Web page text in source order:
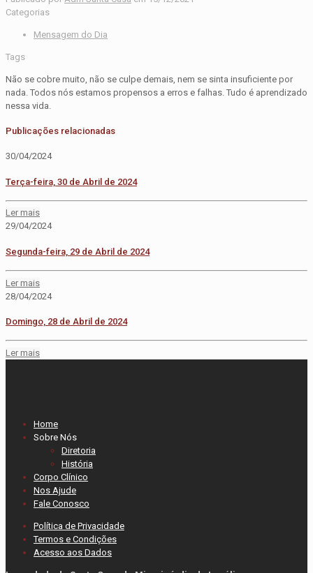
Categorias
Mensagem do Dia
Tags
Não se cobre muito, não se culpe demais, nem se sinta insuficiente por
nada. Todos nós estamos propensos a erros e falhas. Tudo é aprendizado
nessa vida.
Publicações relacionadas
30/04/2024
Terça-feira, 30 de Abril de 2024
Ler mais
29/04/2024
Segunda-feira, 29 de Abril de 2024
Ler mais
28/04/2024
Domingo, 28 de Abril de 2024
Ler mais
Home
Sobre Nós
Diretoria
História
Corpo Clínico
Nos Ajude
Fale Conosco
Política de Privacidade
Termos e Condições
Acesso aos Dados